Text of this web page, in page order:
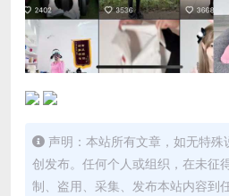
声明：本站所有文章，如无特
创发布。任何个人或组织，在未征
制、盗用、采集、发布本站内容到